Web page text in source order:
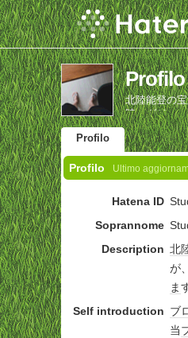
北陸能登の
時々ガジェ
Profilo
Profilo Ultimo
Hatena ID
Soprannome
Description 北
が、
ま
Self introduction ブ
当